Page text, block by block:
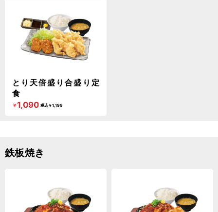
とり天倍盛り合盛り定
食
￥1,090 税込￥1,199
鉄板焼き